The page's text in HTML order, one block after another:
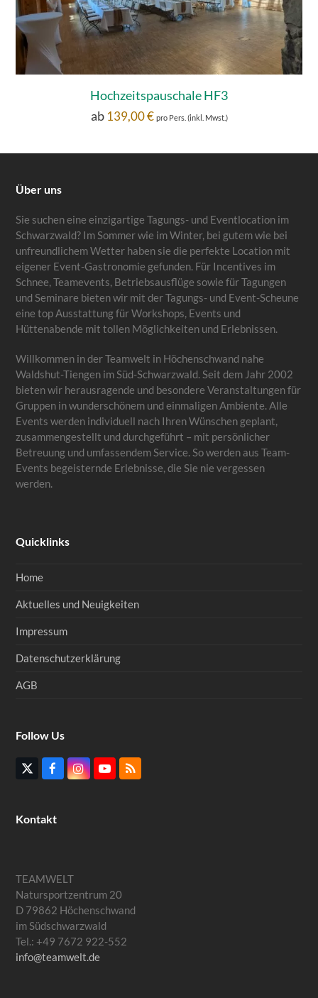
Hochzeitspauschale HF3
ab139,00€ pro Pers. (inkl. Mwst.)
Über uns
Sie suchen eine einzigartige Tagungs- und Eventlocation im
Schwarzwald? Im Sommer wie im Winter, bei gutem wie bei
unfreundlichem Wetter haben sie die perfekte Location mit
eigener Event-Gastronomie gefunden. Für Incentives im
Schnee, Teamevents, Betriebsausflüge sowie für Tagungen
und Seminare bieten wir mit der Tagungs- und Event-Scheune
eine top Ausstattung für Workshops, Events und
Hüttenabende mit tollen Möglichkeiten und Erlebnissen.
Willkommen in der Teamwelt in Höchenschwand nahe
Waldshut-Tiengen im Süd-Schwarzwald. Seit dem Jahr 2002
bieten wir herausragende und besondere Veranstaltungen für
Gruppen in wunderschönem und einmaligen Ambiente. Alle
Events werden individuell nach Ihren Wünschen geplant,
zusammengestellt und durchgeführt – mit persönlicher
Betreuung und umfassendem Service. So werden aus Team-
Events begeisternde Erlebnisse, die Sie nie vergessen
werden.
Quicklinks
Home
Aktuelles und Neuigkeiten
Impressum
Datenschutzerklärung
AGB
Follow Us
TwitterFacebookInstagram
YouTube
RSS
Kontakt
TEAMWELT
Natursportzentrum 20
D 79862 Höchenschwand
im Südschwarzwald
Tel.: +49 7672 922-552
info@teamwelt.de